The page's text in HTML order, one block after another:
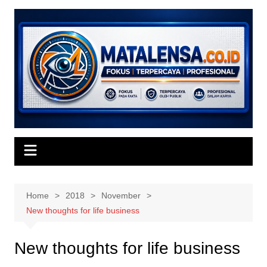
Skip
content
Home 2018
November
New thoughts for life business
New thoughts for life business